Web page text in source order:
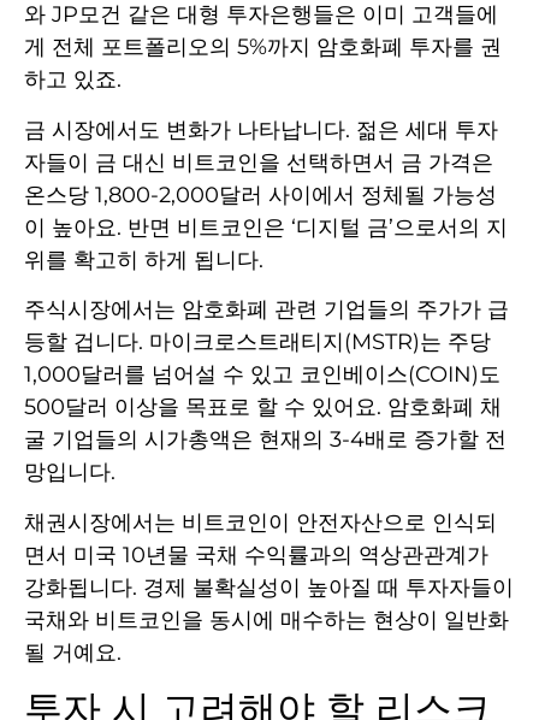
와 JP모건 같은 대형 투자은행들은 이미 고객들에
게 전체 포트폴리오의 5%까지 암호화폐 투자를 권
하고 있죠.
금 시장에서도 변화가 나타납니다. 젊은 세대 투자
자들이 금 대신 비트코인을 선택하면서 금 가격은
온스당 1,800-2,000달러 사이에서 정체될 가능성
이 높아요. 반면 비트코인은 ‘디지털 금’으로서의 지
위를 확고히 하게 됩니다.
주식시장에서는 암호화폐 관련 기업들의 주가가 급
등할 겁니다. 마이크로스트래티지(MSTR)는 주당
1,000달러를 넘어설 수 있고 코인베이스(COIN)도
500달러 이상을 목표로 할 수 있어요. 암호화폐 채
굴 기업들의 시가총액은 현재의 3-4배로 증가할 전
망입니다.
채권시장에서는 비트코인이 안전자산으로 인식되
면서 미국 10년물 국채 수익률과의 역상관관계가
강화됩니다. 경제 불확실성이 높아질 때 투자자들이
국채와 비트코인을 동시에 매수하는 현상이 일반화
될 거예요.
투자 시 고려해야 할 리스크